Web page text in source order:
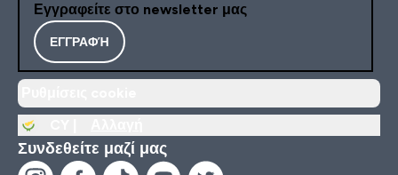
Εγγραφείτε στο newsletter μας
ΕΓΓΡΑΦΉ
Συνδεθείτε μαζί μας